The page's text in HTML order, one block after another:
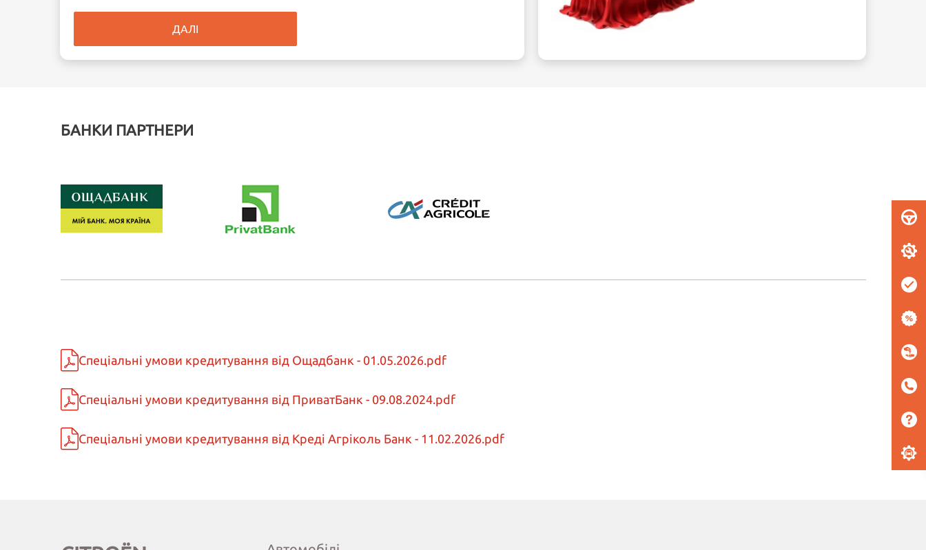
ДАЛІ
БАНКИ ПАРТНЕРИ
Спеціальні умови кредитування від Ощадбанк - 01.05.2026.pdf
Спеціальні умови кредитування від ПриватБанк - 09.08.2024.pdf
Спеціальні умови кредитування від Креді Агріколь Банк - 11.02.2026.pdf